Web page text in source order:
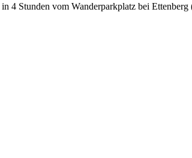
Stunden vom Wanderparkplatz bei